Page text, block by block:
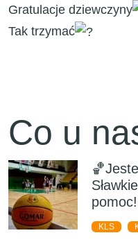
Gratulacje dziewczyny
Tak trzymać
Co u
pomoc!
KLS